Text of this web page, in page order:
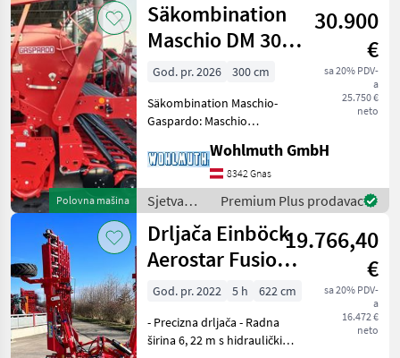
mulčeri,
sjetvospremači
i dr) /
Vogel&Noot
Polovna mašina
Säkombination
Maschio DM 300
+ Gaspardo
DAMA 300
30.900
€
sa 20% PDV-
a
25.750 €
neto
God. pr. 2026
300 cm
Säkombination Maschio-
Gaspardo: Maschio
Gelenkwelle + Gaspardo
Sämaschine DAMA 300 24r
Corex mechanisch, Corex
Doppelscheibenschare, Ex
Wohlmuth GmbH
8342 Gnas
Sjetva
(sijačice,
mulčeri,
sjetvospremači
i dr) /
Gaspardo
Premium Plus prodavac
Drljača Einböck
Aerostar Fusion
600
19.766,40
€
sa 20% PDV-
a
16.472 €
neto
God. pr. 2022 5 h
622 cm
- Precizna drljača - Radna
širina 6, 22 m s hidrauličkim